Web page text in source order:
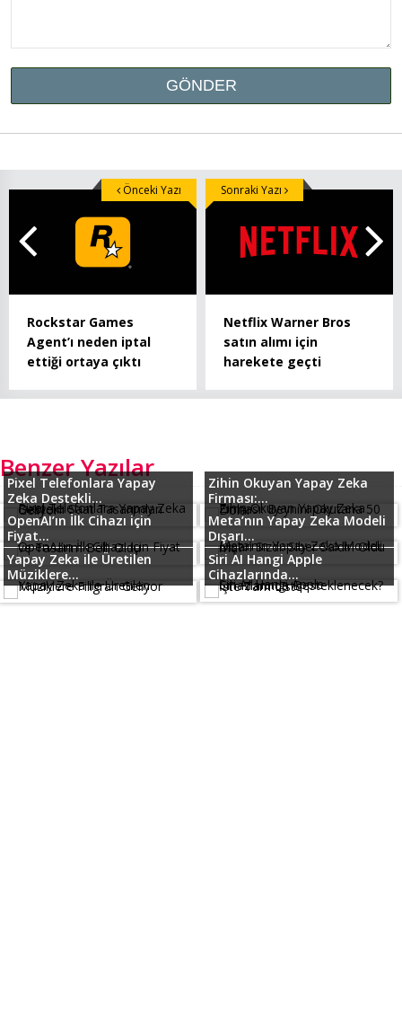
Rockstar Games
Agent’ı neden iptal
ettiği ortaya çıktı
Önceki Yazı
Netflix Warner Bros
satın alımı için
harekete geçti
Sonraki Yazı
Benzer Yazılar
Pixel Telefonlara Yapay
Zeka Destekli...
Zihin Okuyan Yapay Zeka
Firması:...
OpenAI’ın İlk Cihazı için
Fiyat...
Meta’nın Yapay Zeka Modeli
Dışarı...
Yapay Zeka ile Üretilen
Müziklere...
Siri AI Hangi Apple
Cihazlarında...